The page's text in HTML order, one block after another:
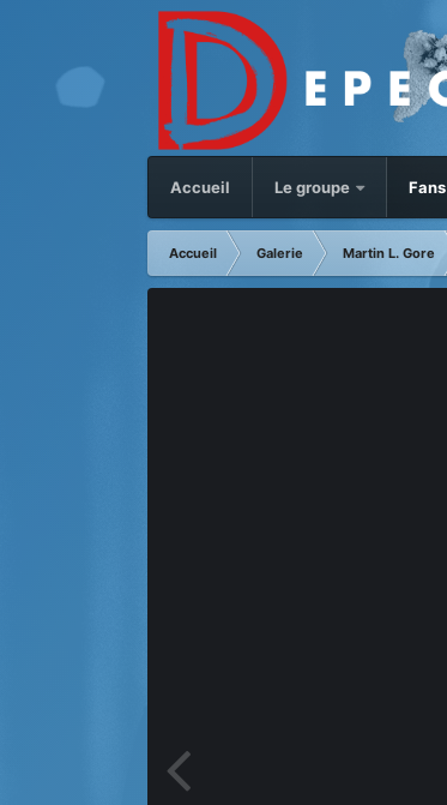
Accueil Le groupe Fans
Accueil Galerie Martin L. Gore